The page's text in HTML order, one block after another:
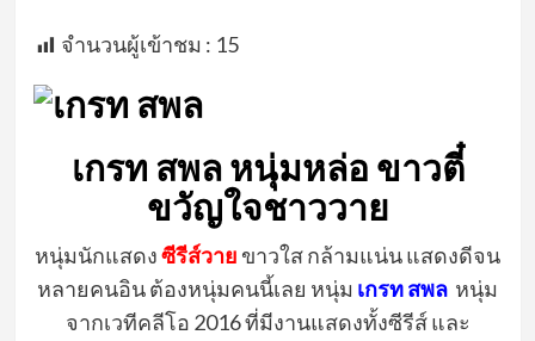
จำนวนผู้เข้าชม : 15
เกรท สพล หนุ่มหล่อ ขาวตี๋
ขวัญใจชาววาย
หนุ่มนักแสดงซีรีส์วาย ขาวใส กล้ามแน่น แสดงดีจน
หลายคนอิน ต้องหนุ่มคนนี้เลย หนุ่ม เกรท สพล หนุ่ม
จากเวทีคลีโอ 2016 ที่มีงานแสดงทั้งซีรีส์ และ